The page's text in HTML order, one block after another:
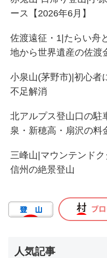
ース【2026年6月】
佐渡遠征・1|たらい舟
地から世界遺産の佐渡
小泉山(茅野市)|初心者
不足解消
北アルプス登山口の駐
泉・新穂高・扇沢の料
三峰山|マウンテンド
信州の絶景登山
人気記事